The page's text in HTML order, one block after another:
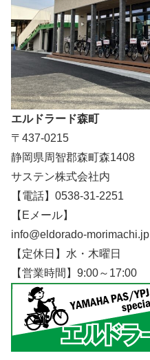
エルドラード森町
〒437-0215
静岡県周智郡森町森1408
サステン株式会社内
【電話】0538-31-2251
【Eメール】
info@eldorado-morimachi.jp
【定休日】水・木曜日
【営業時間】9:00～17:00